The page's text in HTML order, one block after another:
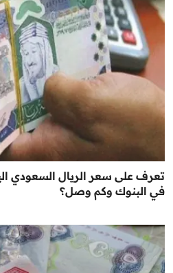
في البنوك وكم وصل؟